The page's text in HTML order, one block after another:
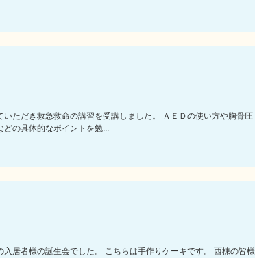
いただき救急救命の講習を受講しました。 ＡＥＤの使い方や胸骨圧
どの具体的なポイントを勉...
入居者様の誕生会でした。 こちらは手作りケーキです。 西棟の皆様